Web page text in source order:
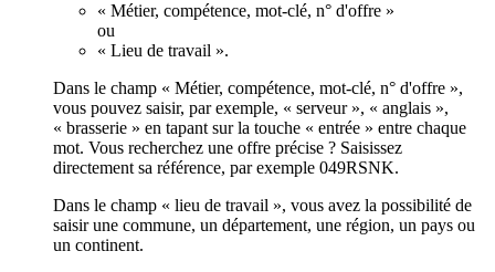
« Métier, compétence, mot-clé, n° d'offre »
ou
« Lieu de travail ».
Dans le champ « Métier, compétence, mot-clé, n° d'offre »,
vous pouvez saisir, par exemple, « serveur », « anglais »,
« brasserie » en tapant sur la touche « entrée » entre chaque
mot. Vous recherchez une offre précise ? Saisissez
directement sa référence, par exemple 049RSNK.
Dans le champ « lieu de travail », vous avez la possibilité de
saisir une commune, un département, une région, un pays ou
un continent.